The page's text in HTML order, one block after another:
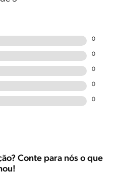
0
0
0
0
0
Conte para nós o que